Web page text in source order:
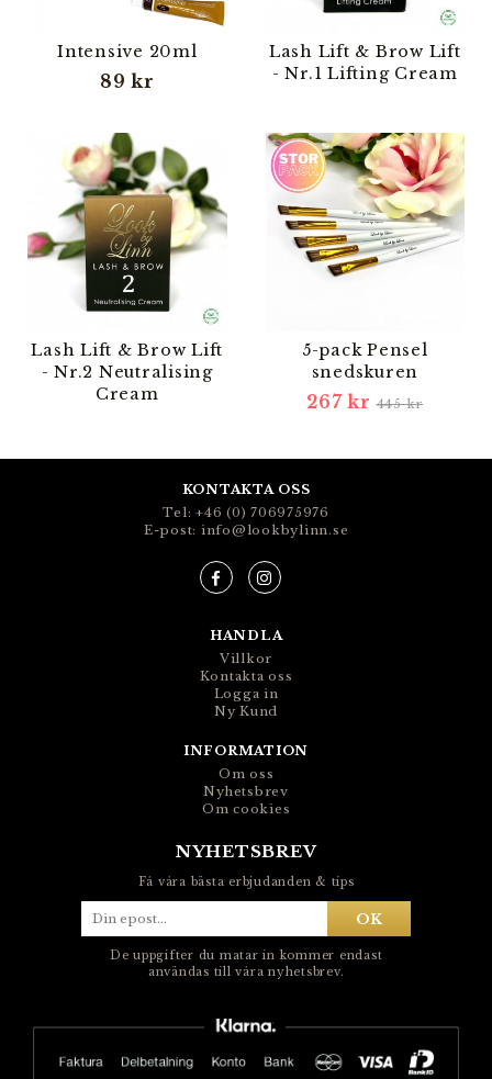
Intensive 20ml
89 kr
Lash Lift & Brow Lift
- Nr.1 Lifting Cream
Lash Lift & Brow Lift
- Nr.2 Neutralising
Cream
5-pack Pensel
snedskuren
267 kr 445 kr
KONTAKTA OSS
Tel: +46 (0) 706975976
E-post: info@lookbylinn.se
HANDLA
Villkor
Kontakta oss
Logga in
Ny Kund
INFORMATION
Om oss
Nyhetsbrev
Om cookies
NYHETSBREV
Få våra bästa erbjudanden & tips
OK
De uppgifter du matar in kommer endast
användas till våra nyhetsbrev.